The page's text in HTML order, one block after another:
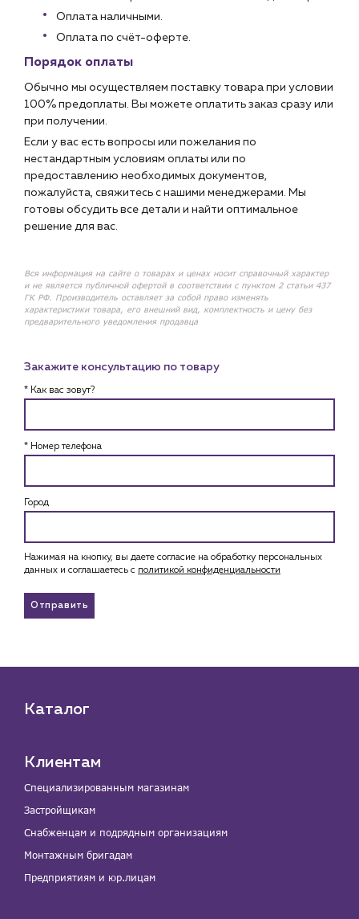
Оплата наличными.
Оплата по счёт-оферте.
Порядок оплаты
Обычно мы осуществляем поставку товара при условии
100% предоплаты. Вы можете оплатить заказ сразу или
при получении.
Если у вас есть вопросы или пожелания по
нестандартным условиям оплаты или по
предоставлению необходимых документов,
пожалуйста, свяжитесь с нашими менеджерами. Мы
готовы обсудить все детали и найти оптимальное
решение для вас.
Вся информация на сайте о товарах и ценах носит справочный характер
и не является публичной офертой в соответствии с пунктом 2 статьи 437
ГК РФ. Производитель оставляет за собой право изменять
характеристики товара, его внешний вид, комплектность и цену без
предварительного уведомления продавца
Закажите консультацию по товару
* Как вас зовут?
* Номер телефона
Город
Нажимая на кнопку, вы даете согласие на обработку персональных
данных и соглашаетесь c политикой конфиденциальности
Отправить
Каталог
Клиентам
Специализированным магазинам
Застройщикам
Снабженцам и подрядным организациям
Монтажным бригадам
Предприятиям и юр.лицам